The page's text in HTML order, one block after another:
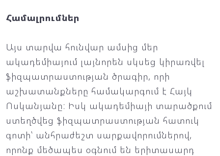
Համալրումներ
Այս տարվա հունվար ամսից մեր
ակադեմիայում լայնորեն սկսեց կիրառվել
ֆիզպատրաստության ծրագիր, որի
աշխատանքները համակարգում է Հայկ
Ոսկանյանը: Իսկ ակադեմիայի տարածքում
ստեղծվեց ֆիզպատրաստության հատուկ
գոտի՝ անհրաժեշտ սարքավորումներով,
որոնք մեծապես օգնում են երիտասարդ